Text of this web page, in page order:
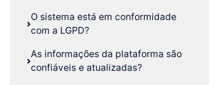
O sistema está em conformidade
com a LGPD?
As informações da plataforma são
confiáveis e atualizadas?